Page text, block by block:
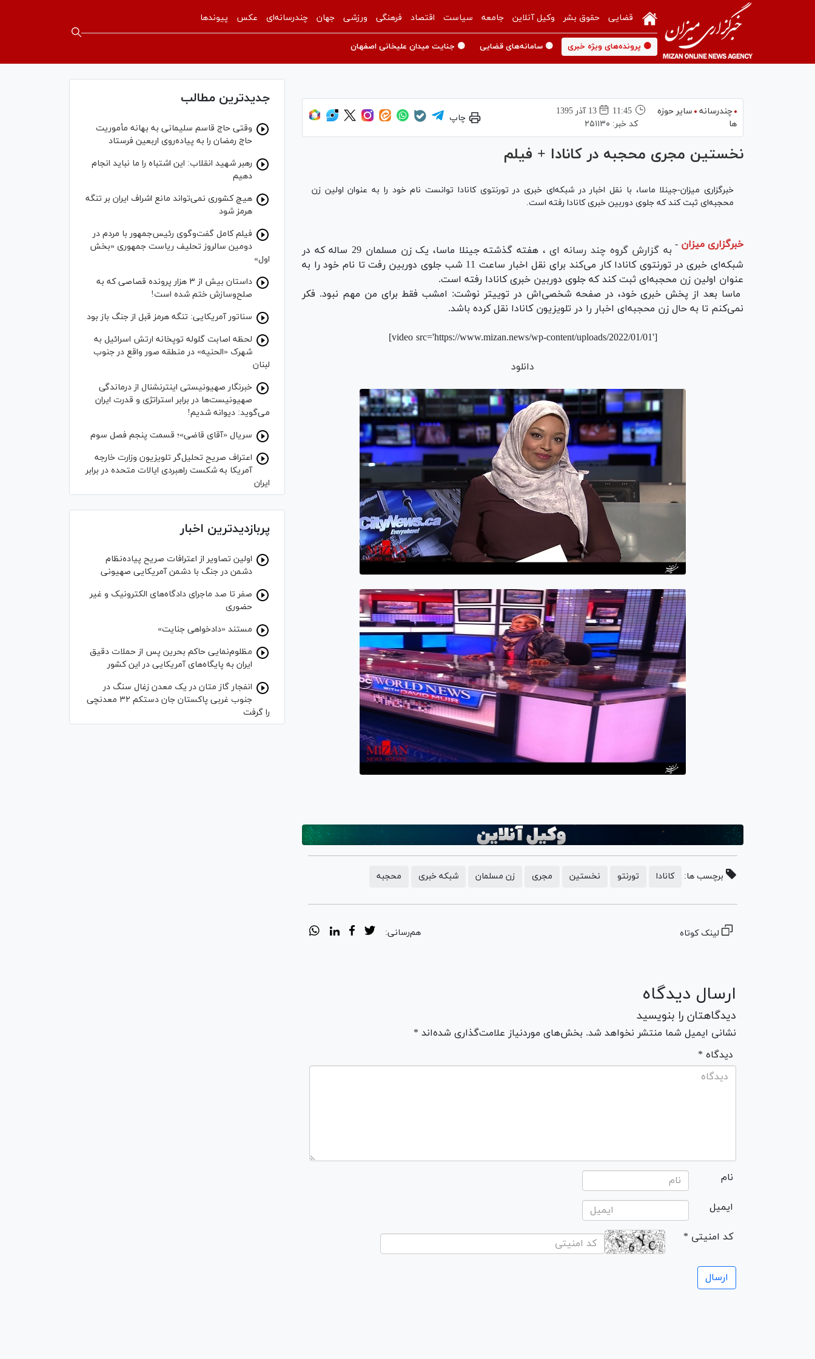
قضایی حقوق بشر وکیل آنلاین جامعه سیاست اقتصاد فرهنگی ورزشی جهان چندرسانه‌ای عکس پیوندها
🟡 پرونده‌های ویژه خبری 🟡 سامانه‌های قضایی 🟡 جنایت میدان علیخانی اصفهان
چندرسانه
سایر حوزه
ها
11:45
13 آذر 1395
کد خبر: ۲۵۱۱۳۰
چاپ
نخستین مجری محجبه در کانادا + فیلم
خبرگزاری میزان-جینلا ماسا، با نقل اخبار در شبکه‌ای خبری در تورنتوی کانادا توانست نام خود را به عنوان اولین زن
محجبه‌ای ثبت کند که جلوی دوربین خبری کانادا رفته است.
خبرگزاری میزان - به گزارش گروه چند رسانه‌ ای ،
هفته گذشته جینلا ماسا، یک زن مسلمان 29 ساله که در
شبکه‌ای خبری در تورنتوی کانادا کار می‌کند برای نقل اخبار ساعت 11 شب جلوی دوربین رفت تا نام خود را به
عنوان اولین زن محجبه‌ای ثبت کند که جلوی دوربین خبری کانادا رفته است.
ماسا بعد از پخش خبری خود، در صفحه شخصی‌اش در توییتر نوشت: امشب فقط برای من مهم نبود. فکر
نمی‌کنم تا به حال زن محجبه‌ای اخبار را در تلویزیون کانادا نقل کرده باشد.
[video src='https://www.mizan.news/wp-content/uploads/2022/01/01']
دانلود
برچسب ها: کانادا تورنتو نخستین مجری زن مسلمان شبکه خبری محجبه
لینک کوتاه هم‌رسانی:
ارسال دیدگاه
دیدگاهتان را بنویسید
نشانی ایمیل شما منتشر نخواهد شد. بخش‌های موردنیاز علامت‌گذاری شده‌اند *
* دیدگاه
نام
ایمیل
* کد امنیتی
جدیدترین مطالب
وقتی حاج قاسم سلیمانی به بهانه مأموریت
حاج رمضان را به پیاده‌روی اربعین فرستاد
رهبر شهید انقلاب: این اشتباه را ما نباید انجام
دهیم
هیچ کشوری نمی‌تواند مانع اشراف ایران بر تنگه
هرمز شود
فیلم کامل گفت‌وگوی رئیس‌جمهور با مردم در
دومین سالروز تحلیف ریاست جمهوری «بخش
اول»
داستان بیش از ۳ هزار پرونده قصاصی که به
صلح‌وسازش ختم شده است!
سناتور آمریکایی: تنگه هرمز قبل از جنگ باز بود
لحظه اصابت گلوله توپخانه ارتش اسرائیل به
شهرک «الحنیه» در منطقه صور واقع در جنوب
لبنان
خبرنگار صهیونیستی اینترنشنال از درماندگی
صهیونیست‌ها در برابر استراتژی و قدرت ایران
می‌گوید: دیوانه شدیم!
سریال «آقای قاضی»؛ قسمت پنجم فصل سوم
اعتراف صریح تحلیل‌گر تلویزیون وزارت خارجه
آمریکا به شکست راهبردی ایالات متحده در برابر
ایران
پربازدیدترین اخبار
اولین تصاویر از اعترافات صریح پیاده‌نظام‌
دشمن در جنگ با دشمن آمریکایی صهیونی
صفر تا صد ماجرای دادگاه‌های الکترونیک و غیر
حضوری
مستند «دادخواهی جنایت»
مظلوم‌نمایی حاکم بحرین پس از حملات دقیق
ایران به پایگاه‌های آمریکایی در این کشور
انفجار گاز متان در یک معدن زغال سنگ در
جنوب غربی پاکستان جان دستکم ۳۲ معدنچی
را گرفت